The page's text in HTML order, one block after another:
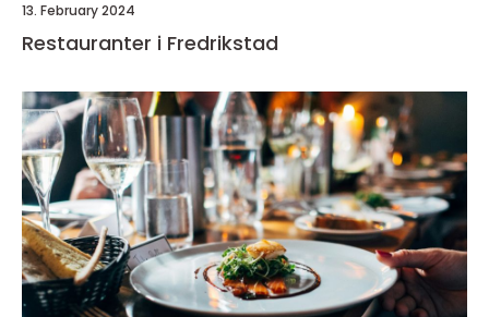
13. February 2024
Restauranter i Fredrikstad